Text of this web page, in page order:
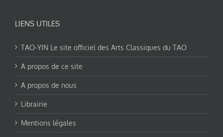
LIENS UTILES
TAO-YIN Le site officiel des Arts Classiques du TAO
A propos de ce site
A propos de nous
Librairie
Mentions légales